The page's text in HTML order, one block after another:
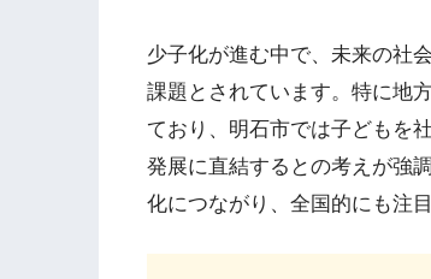
少子化が進む中で、未来の社
課題とされています。特に地
ており、明石市では子どもを
発展に直結するとの考えが強
化につながり、全国的にも注